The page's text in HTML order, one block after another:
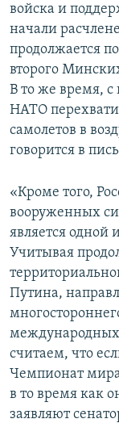
войска и
начали
продолжается
второго
В то же время, с
НАТО
самолетов в
говорится в
«Кроме того,
вооруженных
является одной
Учитывая
Путина,
международных
считаем, что
Чемпионат
в то время как
заявляют